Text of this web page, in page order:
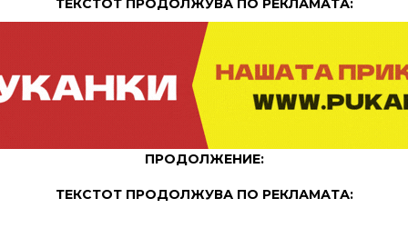
ПРОДОЛЖЕНИЕ:
ТЕКСТОТ ПРОДОЛЖУВА ПО РЕКЛАМАТА: